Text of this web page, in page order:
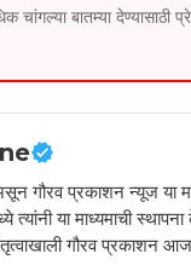
बातम्या देण्यासाठी
गौरव प्रकाशन न्यूज या
या माध्यमाची स्थापना
गौरव प्रकाशन आज